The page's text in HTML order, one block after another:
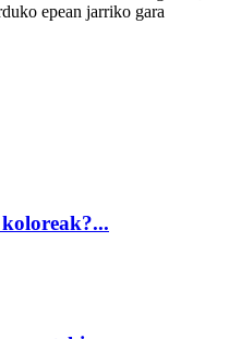
epean jarriko gara